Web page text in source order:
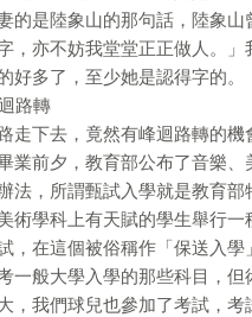
的是陸象山的那句話，陸象山
，亦不妨我堂堂正正做人。」
好多了，至少她是認得字的。
路轉
走下去，竟然有峰迴路轉的機
業前夕，教育部公布了音樂、
法，所謂甄試入學就是教育部
術學科上有天賦的學生舉行一
，在這個被俗稱作「保送入學
一般大學入學的那些科目，但
，我們球兒也參加了考試，考